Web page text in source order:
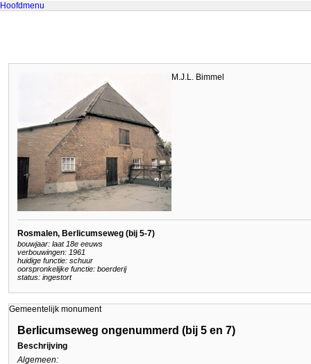
Hoofdmenu
M.J.L. Bimmel
Rosmalen, Berlicumseweg (bij 5-7)
bouwjaar: laat 18e eeuws
verbouwingen: 1961
huidige functie: schuur
oorspronkelijke functie: boerderij
status: ingestort
Gemeentelijk monument
Berlicumseweg ongenummerd (bij 5 en 7)
Beschrijving
Algemeen: